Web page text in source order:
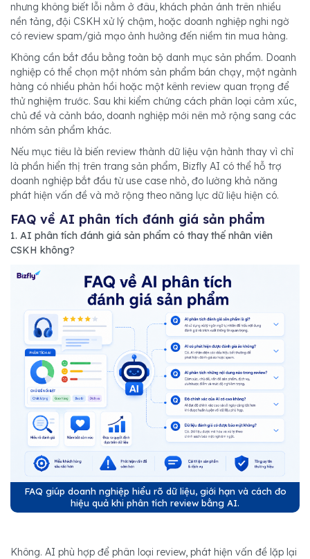
nhưng không biết lỗi nằm ở đâu, khách phản ánh trên nhiều
nền tảng, đội CSKH xử lý chậm, hoặc doanh nghiệp nghi ngờ
có review spam/giả mạo ảnh hưởng đến niềm tin mua hàng.
Không cần bắt đầu bằng toàn bộ danh mục sản phẩm. Doanh
nghiệp có thể chọn một nhóm sản phẩm bán chạy, một ngành
hàng có nhiều phản hồi hoặc một kênh review quan trọng để
thử nghiệm trước. Sau khi kiểm chứng cách phân loại cảm xúc,
chủ đề và cảnh báo, doanh nghiệp mới nên mở rộng sang các
nhóm sản phẩm khác.
Nếu mục tiêu là biến review thành dữ liệu vận hành thay vì chỉ
là phần hiển thị trên trang sản phẩm, Bizfly AI có thể hỗ trợ
doanh nghiệp bắt đầu từ use case nhỏ, đo lường khả năng
phát hiện vấn đề và mở rộng theo năng lực dữ liệu hiện có.
FAQ về AI phân tích đánh giá sản phẩm
1. AI phân tích đánh giá sản phẩm có thay thế nhân viên
CSKH không?
FAQ giúp doanh nghiệp hiểu rõ dữ liệu, giới hạn và cách đo
hiệu quả khi phân tích review bằng AI.
Không. AI phù hợp để phân loại review, phát hiện vấn đề lặp lại